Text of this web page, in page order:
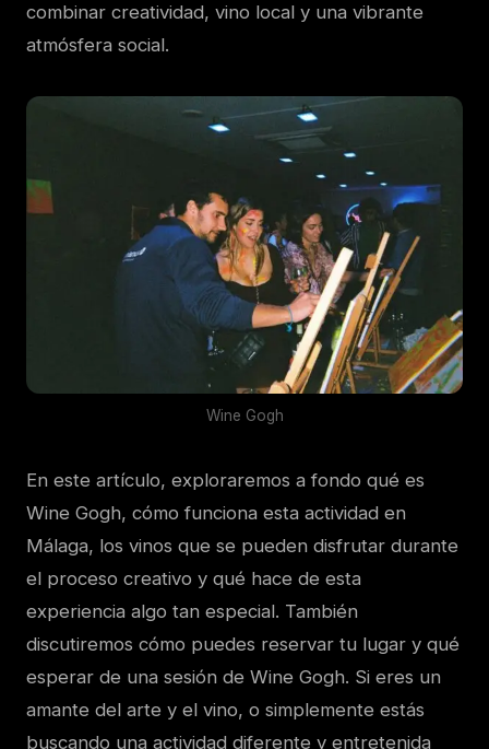
combinar creatividad, vino local y una vibrante
atmósfera social.
Wine Gogh
En este artículo, exploraremos a fondo qué es
Wine Gogh, cómo funciona esta actividad en
Málaga, los vinos que se pueden disfrutar durante
el proceso creativo y qué hace de esta
experiencia algo tan especial. También
discutiremos cómo puedes reservar tu lugar y qué
esperar de una sesión de Wine Gogh. Si eres un
amante del arte y el vino, o simplemente estás
buscando una actividad diferente y entretenida